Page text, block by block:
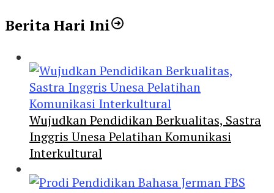
Berita Hari Ini
Wujudkan Pendidikan Berkualitas, Sastra
Inggris Unesa Pelatihan Komunikasi
Interkultural